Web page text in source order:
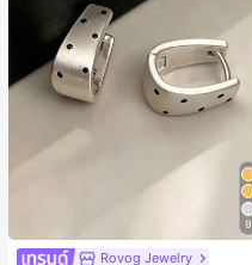
9
Rovog Jewelry